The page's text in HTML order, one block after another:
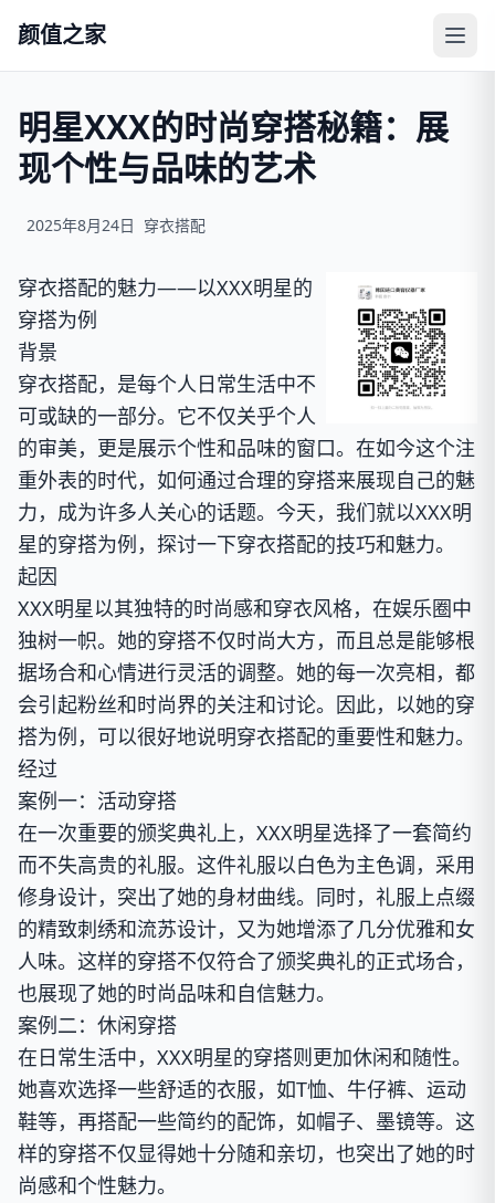
颜值之家
明星XXX的时尚穿搭秘籍：展
现个性与品味的艺术
2025年8月24日 穿衣搭配
穿衣搭配的魅力——以XXX明星的
穿搭为例
背景
穿衣搭配，是每个人日常生活中不
可或缺的一部分。它不仅关乎个人
的审美，更是展示个性和品味的窗口。在如今这个注
重外表的时代，如何通过合理的穿搭来展现自己的魅
力，成为许多人关心的话题。今天，我们就以XXX明
星的穿搭为例，探讨一下穿衣搭配的技巧和魅力。
起因
XXX明星以其独特的时尚感和穿衣风格，在娱乐圈中
独树一帜。她的穿搭不仅时尚大方，而且总是能够根
据场合和心情进行灵活的调整。她的每一次亮相，都
会引起粉丝和时尚界的关注和讨论。因此，以她的穿
搭为例，可以很好地说明穿衣搭配的重要性和魅力。
经过
案例一：活动穿搭
在一次重要的颁奖典礼上，XXX明星选择了一套简约
而不失高贵的礼服。这件礼服以白色为主色调，采用
修身设计，突出了她的身材曲线。同时，礼服上点缀
的精致刺绣和流苏设计，又为她增添了几分优雅和女
人味。这样的穿搭不仅符合了颁奖典礼的正式场合，
也展现了她的时尚品味和自信魅力。
案例二：休闲穿搭
在日常生活中，XXX明星的穿搭则更加休闲和随性。
她喜欢选择一些舒适的衣服，如T恤、牛仔裤、运动
鞋等，再搭配一些简约的配饰，如帽子、墨镜等。这
样的穿搭不仅显得她十分随和亲切，也突出了她的时
尚感和个性魅力。